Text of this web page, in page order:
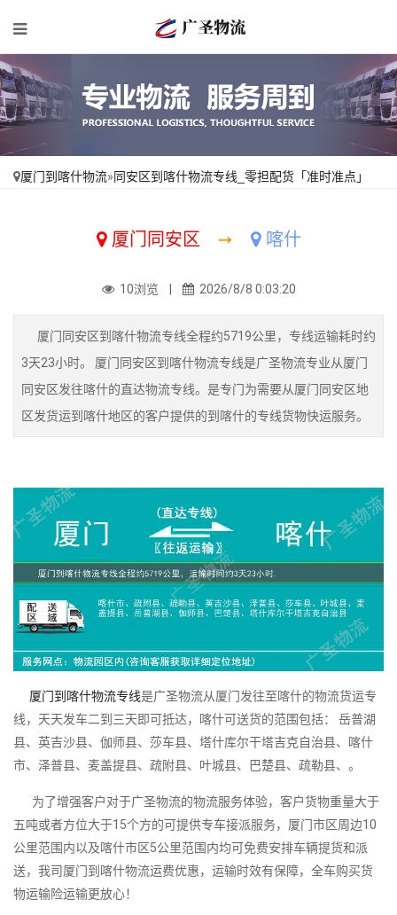
厦门到喀什物流»同安区到喀什物流专线_零担配货「准时准点」
厦门同安区 ➙ 喀什
10浏览 | 2026/8/8 0:03:20
厦门同安区到喀什物流专线全程约5719公里，专线运输耗时约
3天23小时。 厦门同安区到喀什物流专线是广圣物流专业从厦门
同安区发往喀什的直达物流专线。是专门为需要从厦门同安区地
区发货运到喀什地区的客户提供的到喀什的专线货物快运服务。
厦门到喀什物流专线是广圣物流从厦门发往至喀什的物流货运专
线，天天发车二到三天即可抵达，喀什可送货的范围包括： 岳普湖
县、英吉沙县、伽师县、莎车县、塔什库尔干塔吉克自治县、喀什
市、泽普县、麦盖提县、疏附县、叶城县、巴楚县、疏勒县、。
为了增强客户对于广圣物流的物流服务体验，客户货物重量大于
五吨或者方位大于15个方的可提供专车接派服务，厦门市区周边10
公里范围内以及喀什市区5公里范围内均可免费安排车辆提货和派
送，我司厦门到喀什物流运费优惠，运输时效有保障，全车购买货
物运输险运输更放心！